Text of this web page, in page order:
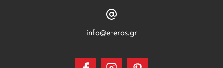
info@e-eros.gr